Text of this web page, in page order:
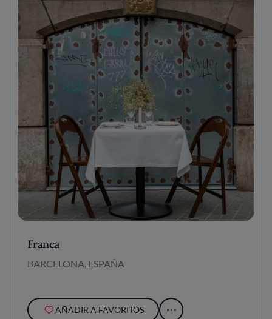
Franca
BARCELONA, ESPAÑA
AÑADIR A FAVORITOS